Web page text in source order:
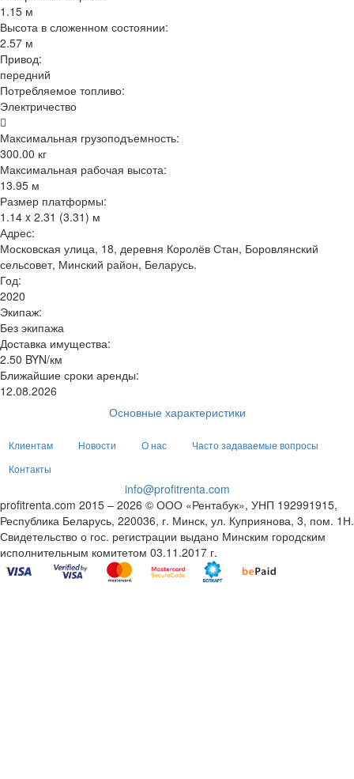
1.15 м
Высота в сложенном состоянии:
2.57 м
Привод:
передний
Потребляемое топливо:
Электричество
Максимальная грузоподъемность:
300.00 кг
Максимальная рабочая высота:
13.95 м
Размер платформы:
1.14 x 2.31 (3.31) м
Адрес:
Московская улица, 18, деревня Королёв Стан, Боровлянский
сельсовет, Минский район, Беларусь.
Год:
2020
Экипаж:
Без экипажа
Доставка имущества:
2.50 BYN/км
Ближайшие сроки аренды:
12.08.2026
Основные характеристики
Клиентам Новости О нас
Часто задаваемые вопросы
Контакты
info@profitrenta.com
profitrenta.com 2015 – 2026 © ООО «Рентабук», УНП 192991915,
Республика Беларусь, 220036, г. Минск, ул. Куприянова, 3, пом. 1Н.
Свидетельство о гос. регистрации выдано Минским городским
исполнительным комитетом 03.11.2017 г.